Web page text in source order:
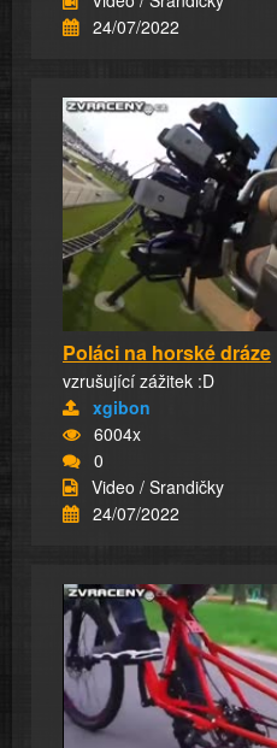
24/07/2022
Poláci na horské dráze
vzrušující zážitek :D
xgibon
6004x
0
Video / Srandičky
24/07/2022